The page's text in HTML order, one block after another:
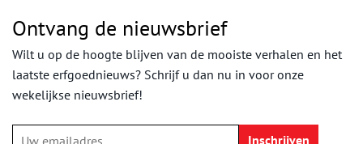
Ontvang de nieuwsbrief
Wilt u op de hoogte blijven van de mooiste verhalen en het
laatste erfgoednieuws? Schrijf u dan nu in voor onze
wekelijkse nieuwsbrief!